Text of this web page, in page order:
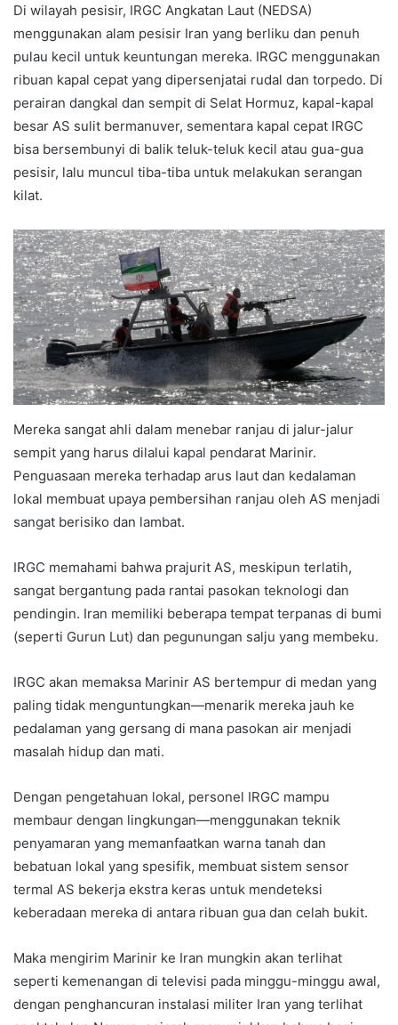
Di wilayah pesisir, IRGC Angkatan Laut (NEDSA)
menggunakan alam pesisir Iran yang berliku dan penuh
pulau kecil untuk keuntungan mereka. IRGC menggunakan
ribuan kapal cepat yang dipersenjatai rudal dan torpedo. Di
perairan dangkal dan sempit di Selat Hormuz, kapal-kapal
besar AS sulit bermanuver, sementara kapal cepat IRGC
bisa bersembunyi di balik teluk-teluk kecil atau gua-gua
pesisir, lalu muncul tiba-tiba untuk melakukan serangan
kilat.
Mereka sangat ahli dalam menebar ranjau di jalur-jalur
sempit yang harus dilalui kapal pendarat Marinir.
Penguasaan mereka terhadap arus laut dan kedalaman
lokal membuat upaya pembersihan ranjau oleh AS menjadi
sangat berisiko dan lambat.
IRGC memahami bahwa prajurit AS, meskipun terlatih,
sangat bergantung pada rantai pasokan teknologi dan
pendingin. Iran memiliki beberapa tempat terpanas di bumi
(seperti Gurun Lut) dan pegunungan salju yang membeku.
IRGC akan memaksa Marinir AS bertempur di medan yang
paling tidak menguntungkan—menarik mereka jauh ke
pedalaman yang gersang di mana pasokan air menjadi
masalah hidup dan mati.
Dengan pengetahuan lokal, personel IRGC mampu
membaur dengan lingkungan—menggunakan teknik
penyamaran yang memanfaatkan warna tanah dan
bebatuan lokal yang spesifik, membuat sistem sensor
termal AS bekerja ekstra keras untuk mendeteksi
keberadaan mereka di antara ribuan gua dan celah bukit.
Maka mengirim Marinir ke Iran mungkin akan terlihat
seperti kemenangan di televisi pada minggu-minggu awal,
dengan penghancuran instalasi militer Iran yang terlihat